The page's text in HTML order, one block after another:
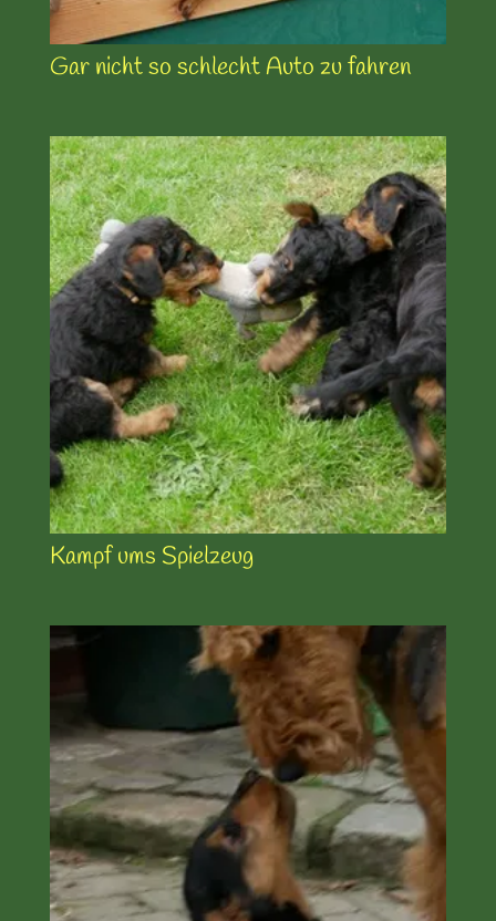
Gar nicht so schlecht Auto zu fahren
Kampf ums Spielzeug